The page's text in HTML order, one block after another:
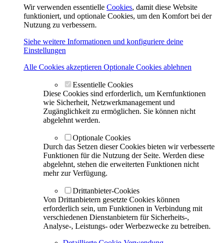
Wir verwenden essentielle Cookies, damit diese Website
funktioniert, und optionale Cookies, um den Komfort bei der
Nutzung zu verbessern.
Siehe weitere Informationen und konfiguriere deine
Einstellungen
Alle Cookies akzeptieren Optionale Cookies ablehnen
Essentielle Cookies
Diese Cookies sind erforderlich, um Kernfunktionen
wie Sicherheit, Netzwerkmanagement und
Zugänglichkeit zu ermöglichen. Sie können nicht
abgelehnt werden.
Optionale Cookies
Durch das Setzen dieser Cookies bieten wir verbesserte
Funktionen für die Nutzung der Seite. Werden diese
abgelehnt, stehen die erweiterten Funktionen nicht
mehr zur Verfügung.
Drittanbieter-Cookies
Von Drittanbietern gesetzte Cookies können
erforderlich sein, um Funktionen in Verbindung mit
verschiedenen Dienstanbietern für Sicherheits-,
Analyse-, Leistungs- oder Werbezwecke zu betreiben.